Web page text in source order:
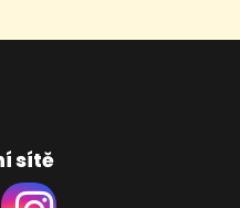
sítě